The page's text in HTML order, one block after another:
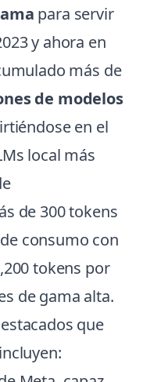
para servir
y ahora en
más de
de modelos
en el
local más
de 300 tokens
consumo con
tokens por
de gama alta.
que